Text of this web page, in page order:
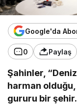
Google'da
0 Paylaş
Şahinler,
harman
gururu bir